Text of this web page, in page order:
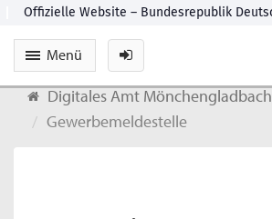
Menü
Digitales Amt Mönchengladbach
Gewerbemeldestelle